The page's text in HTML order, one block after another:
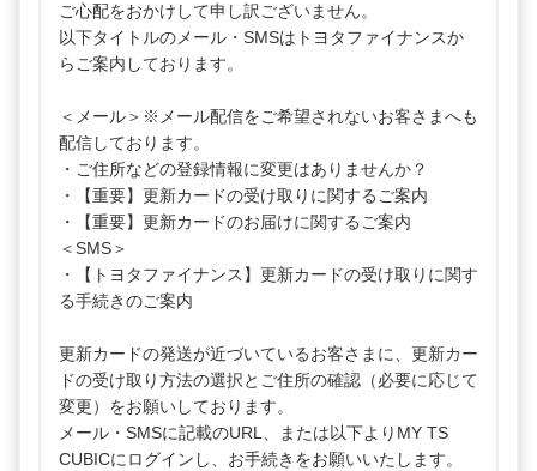
ご心配をおかけして申し訳ございません。
以下タイトルのメール・SMSはトヨタファイナンスか
らご案内しております。
＜メール＞※メール配信をご希望されないお客さまへも
配信しております。
・ご住所などの登録情報に変更はありませんか？
・【重要】更新カードの受け取りに関するご案内
・【重要】更新カードのお届けに関するご案内
＜SMS＞
・【トヨタファイナンス】更新カードの受け取りに関す
る手続きのご案内
更新カードの発送が近づいているお客さまに、更新カー
ドの受け取り方法の選択とご住所の確認（必要に応じて
変更）をお願いしております。
メール・SMSに記載のURL、または以下よりMY TS
CUBICにログインし、お手続きをお願いいたします。